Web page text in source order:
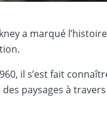
a marqué
il s’est fait
paysages à